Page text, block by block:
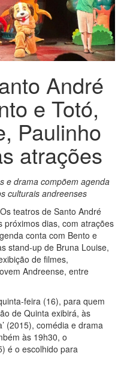
André
e Totó,
Paulinho
atrações
e drama compõem agenda
culturais andreenses
teatros de Santo André
dias, com atrações
conta com Bento e
stand-up de Bruna Louise,
de filmes,
Andreense, entre
feira (16), para quem
de Quinta exibirá, às
(2015), comédia e drama
às 19h30, o
é o escolhido para